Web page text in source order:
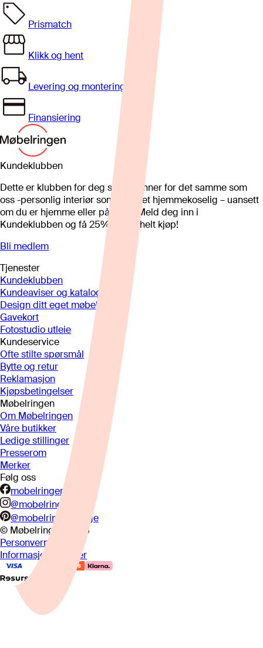
Prismatch
Klikk og hent
Levering og montering
Finansiering
Kundeklubben
Dette er klubben for deg som brenner for det samme som
oss -personlig interiør som gjør det hjemmekoselig – uansett
om du er hjemme eller på hytta. Meld deg inn i
Kundeklubben og få 25%* på et helt kjøp!
Bli medlem
Tjenester
Kundeklubben
Kundeaviser og kataloger
Design ditt eget møbel
Gavekort
Fotostudio utleie
Kundeservice
Ofte stilte spørsmål
Bytte og retur
Reklamasjon
Kjøpsbetingelser
Møbelringen
Om Møbelringen
Våre butikker
Ledige stillinger
Presserom
Merker
Følg oss
mobelringen.no
@mobelringen
@mobelringennorge
© Møbelringen
2026
Personvern
Informasjonskapsler